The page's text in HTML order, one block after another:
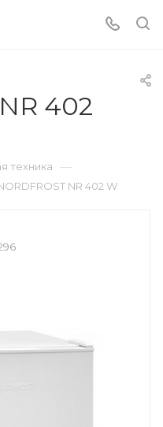
402
техника —
NR 402 W